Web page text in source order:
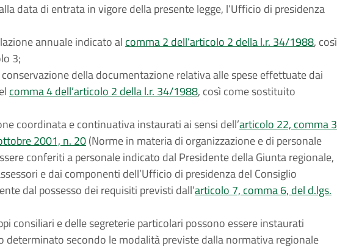
data di entrata in vigore della presente legge, l’Ufficio di presidenza
annuale indicato al comma 2 dell’articolo 2 della l.r. 34/1988, così
3;
della documentazione relativa alle spese effettuate dai
comma 4 dell’articolo 2 della l.r. 34/1988, così come sostituito
coordinata e continuativa instaurati ai sensi dell’articolo 22, comma 3
2001, n. 20(Norme in materia di organizzazione e di personale
conferiti a personale indicato dal Presidente della Giunta regionale,
e dai componenti dell’Ufficio di presidenza del Consiglio
dal possesso dei requisiti previsti dall’articolo 7, comma 6, del d.lgs.
consiliari e delle segreterie particolari possono essere instaurati
determinato secondo le modalità previste dalla normativa regionale